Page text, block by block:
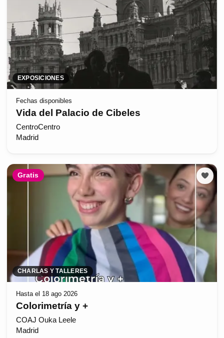
EXPOSICIONES
Fechas disponibles
Vida del Palacio de Cibeles
CentroCentro
Madrid
Gratis
CHARLAS Y TALLERES
Hasta el 18 ago 2026
Colorimetría y +
COAJ Ouka Leele
Madrid